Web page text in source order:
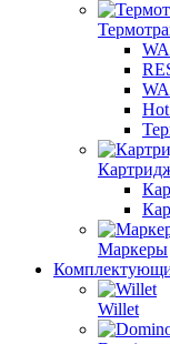
Маркеры
Willet